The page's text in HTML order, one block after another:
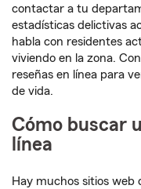
contactar a tu
estadísticas delictivas
habla con residentes
viviendo en la zona.
reseñas en línea para
de vida.
Cómo buscar
línea
Hay muchos sitios web